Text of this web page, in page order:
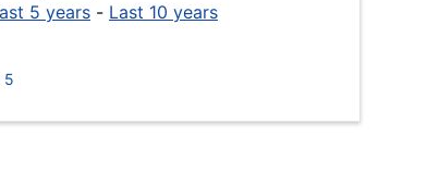
5 years - Last 10 years
5